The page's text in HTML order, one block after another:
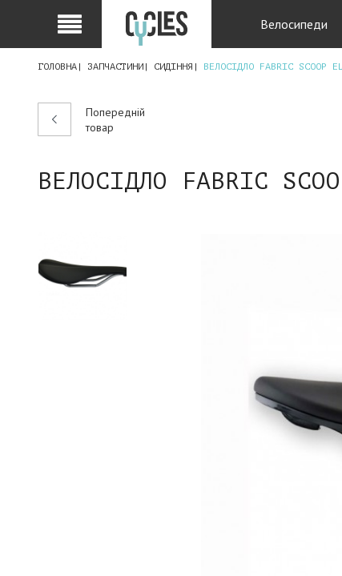
Велосипеди
ГОЛОВНА ЗАПЧАСТИНИ СИДІННЯ ВЕЛОСІДЛО FABRIC SCOOP
Попередній
товар
ВЕЛОСІДЛО FABRIC